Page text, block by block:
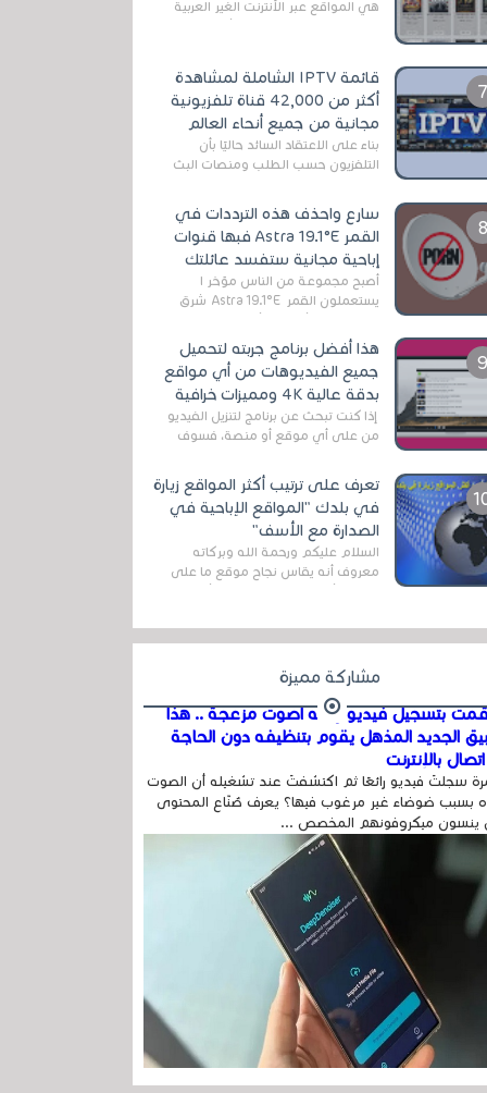
هي المواقع عبر الأنترنت الغير العربية
التي تقدم خدمة تحميل الأفلام على
قائمة IPTV الشاملة لمشاهدة
أكثر من 42,000 قناة تلفزيونية
مجانية من جميع أنحاء العالم
بناءً على الاعتقاد السائد حاليًا بأن
التلفزيون حسب الطلب ومنصات البث
سارع واحذف هذه الترددات في
القمر Astra 19.1°E فبها قنوات
إباحية مجانية ستفسد عائلتك
أصبح مجموعة من الناس مؤخر ا
يستعملون القمر Astra 19.1°E شرق
وذلك بسبب أن هذا الأخير يتوفرعلى
قنوات مميزة جدا تنقل العديد من البرامج
اله...
هذا أفضل برنامج جربته لتحميل
جميع الفيديوهات من أي مواقع
بدقة عالية 4K ومميزات خرافية
إذا كنت تبحث عن برنامج لتنزيل الفيديو
من على أي موقع أو منصة، فسوف
الخاصة بالبرامج والتطبيقات في هذا
المج...
تعرف على ترتيب أكثر المواقع زيارة
في بلدك "المواقع الإباحية في
الصدارة مع الأسف"
السلام عليكم ورحمة الله وبركاته
معروف أنه يقاس نجاح موقع ما على
في...
مشاركة مميزة
بتسجيل فيديو وفيه أصوت مزعجة .. هذا
الجديد المذهل يقوم بتنظيفه دون الحاجة
بالإنترنت
سجلتَ فيديو رائعًا ثم اكتشفتَ عند تشغيله أن الصوت
بسبب ضوضاء غير مرغوب فيها؟ يعرف صُنّاع المحتوى
ينسون ميكروفونهم المخصص ...